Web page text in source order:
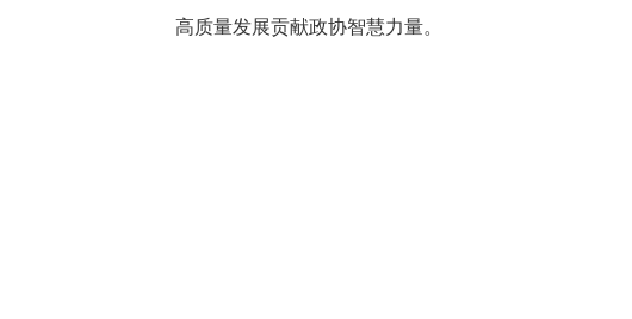
高质量发展贡献政协智慧力量。